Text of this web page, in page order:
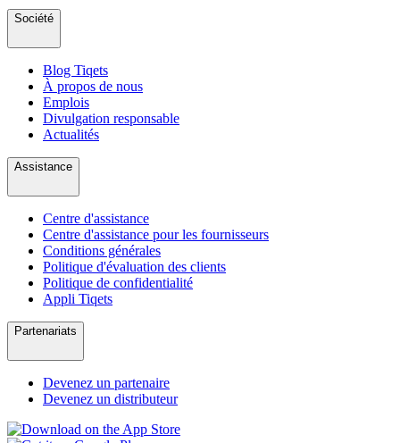
Société
Blog Tiqets
À propos de nous
Emplois
Divulgation responsable
Actualités
Assistance
Centre d'assistance
Centre d'assistance pour les fournisseurs
Conditions générales
Politique d'évaluation des clients
Politique de confidentialité
Appli Tiqets
Partenariats
Devenez un partenaire
Devenez un distributeur